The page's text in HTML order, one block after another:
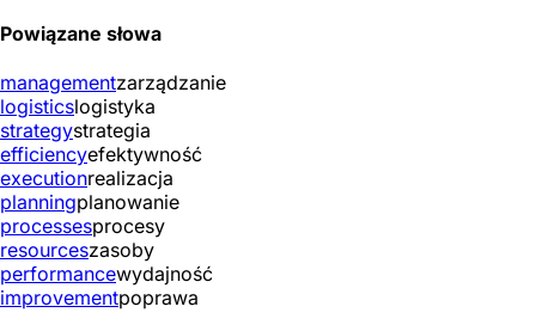
Powiązane słowa
managementzarządzanie
logisticslogistyka
strategystrategia
efficiencyefektywność
executionrealizacja
planningplanowanie
processesprocesy
resourceszasoby
performancewydajność
improvementpoprawa